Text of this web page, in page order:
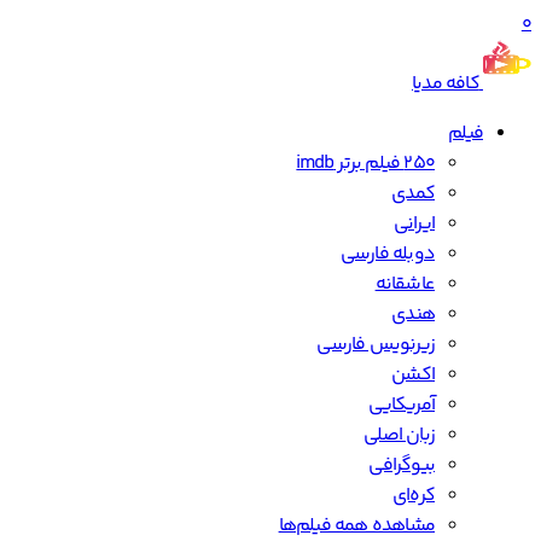
0
کافه مدیا
فیلم
250 فیلم برتر imdb
کمدی
ایرانی
دوبله فارسی
عاشقانه
هندی
زیرنویس فارسی
اکشن
آمریکایی
زبان اصلی
بیوگرافی
کره‌ای
مشاهده همه فیلم‌ها